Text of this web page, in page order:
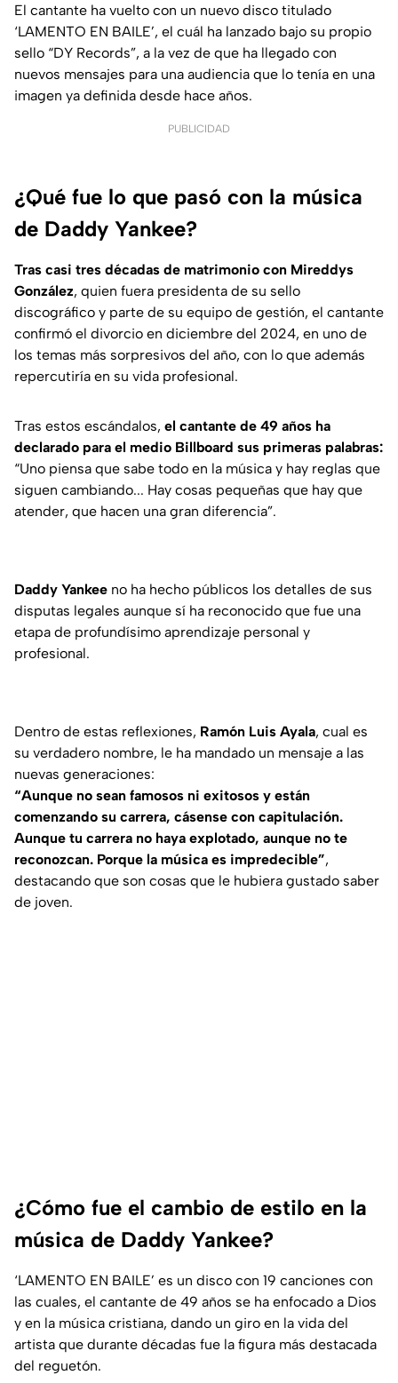
El cantante ha vuelto con un nuevo disco titulado
‘LAMENTO EN BAILE’, el cuál ha lanzado bajo su propio
sello “DY Records”, a la vez de que ha llegado con
nuevos mensajes para una audiencia que lo tenía en una
imagen ya definida desde hace años.
PUBLICIDAD
¿Qué fue lo que pasó con la música
de Daddy Yankee?
Tras casi tres décadas de matrimonio con Mireddys
González, quien fuera presidenta de su sello
discográfico y parte de su equipo de gestión, el cantante
confirmó el divorcio en diciembre del 2024, en uno de
los temas más sorpresivos del año, con lo que además
repercutiría en su vida profesional.
Tras estos escándalos, el cantante de 49 años ha
declarado para el medio Billboard sus primeras palabras:
“Uno piensa que sabe todo en la música y hay reglas que
siguen cambiando... Hay cosas pequeñas que hay que
atender, que hacen una gran diferencia”.
Daddy Yankee no ha hecho públicos los detalles de sus
disputas legales aunque sí ha reconocido que fue una
etapa de profundísimo aprendizaje personal y
profesional.
Dentro de estas reflexiones, Ramón Luis Ayala, cual es
su verdadero nombre, le ha mandado un mensaje a las
nuevas generaciones:
“Aunque no sean famosos ni exitosos y están
comenzando su carrera, cásense con capitulación.
Aunque tu carrera no haya explotado, aunque no te
reconozcan. Porque la música es impredecible”,
destacando que son cosas que le hubiera gustado saber
de joven.
¿Cómo fue el cambio de estilo en la
música de Daddy Yankee?
‘LAMENTO EN BAILE’ es un disco con 19 canciones con
las cuales, el cantante de 49 años se ha enfocado a Dios
y en la música cristiana, dando un giro en la vida del
artista que durante décadas fue la figura más destacada
del reguetón.